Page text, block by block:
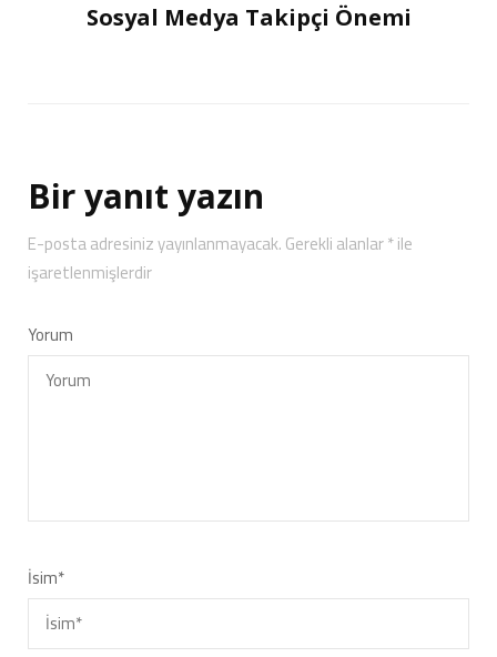
Sosyal Medya Takipçi Önemi
Bir yanıt yazın
E-posta adresiniz yayınlanmayacak.Gerekli alanlar*ile
işaretlenmişlerdir
Yorum
İsim*